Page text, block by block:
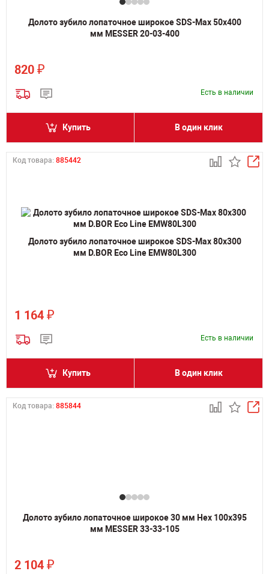
Долото зубило лопаточное широкое SDS-Max 50х400
мм MESSER 20-03-400
820 ₽
Есть в наличии
Купить В один клик
Код товара: 885442
Долото зубило лопаточное широкое SDS-Max 80х300
мм D.BOR Eco Line EMW80L300
1 164 ₽
Есть в наличии
Купить В один клик
Код товара: 885844
Долото зубило лопаточное широкое 30 мм Hex 100х395
мм MESSER 33-33-105
2 104 ₽